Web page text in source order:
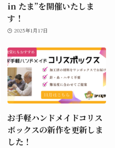
in たま”を開催いたしま
す！
2025年1月17日
お手軽ハンドメイドコリス
ボックスの新作を更新しま
した！